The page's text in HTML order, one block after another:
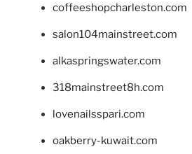
coffeeshopcharleston.com
salon104mainstreet.com
alkaspringswater.com
318mainstreet8h.com
lovenailsspari.com
oakberry-kuwait.com